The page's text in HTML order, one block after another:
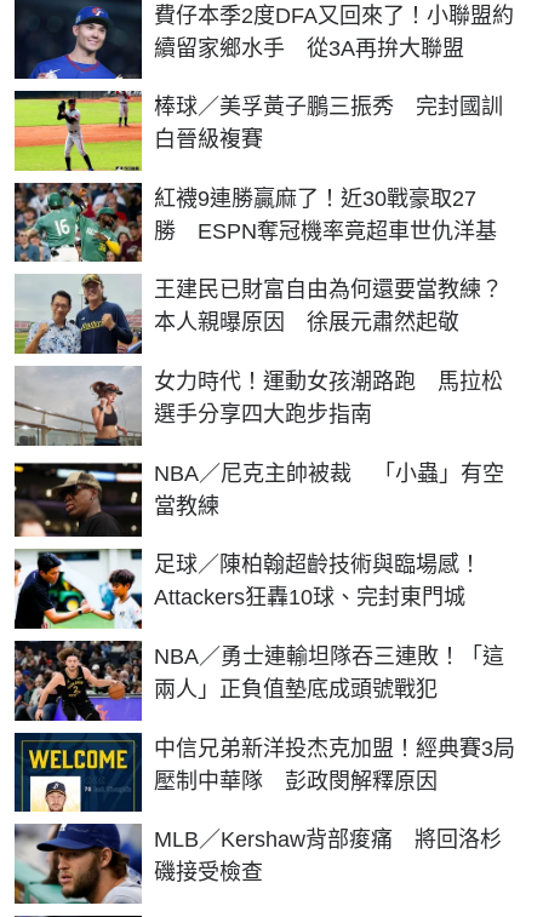
費仔本季2度DFA又回來了！小聯盟約
續留家鄉水手 從3A再拚大聯盟
棒球／美孚黃子鵬三振秀 完封國訓
白晉級複賽
紅襪9連勝贏麻了！近30戰豪取27
勝 ESPN奪冠機率竟超車世仇洋基
王建民已財富自由為何還要當教練？
本人親曝原因 徐展元肅然起敬
女力時代！運動女孩潮路跑 馬拉松
選手分享四大跑步指南
NBA／尼克主帥被裁 「小蟲」有空
當教練
足球／陳柏翰超齡技術與臨場感！
Attackers狂轟10球、完封東門城
NBA／勇士連輸坦隊吞三連敗！「這
兩人」正負值墊底成頭號戰犯
中信兄弟新洋投杰克加盟！經典賽3局
壓制中華隊 彭政閔解釋原因
MLB／Kershaw背部痠痛 將回洛杉
磯接受檢查